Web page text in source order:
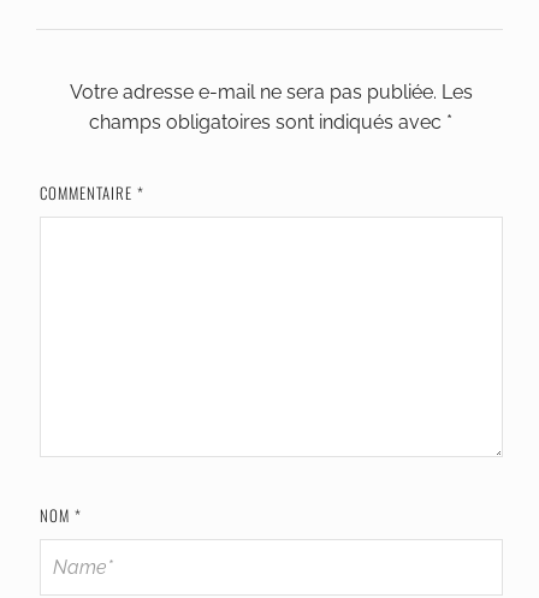
Votre adresse e-mail ne sera pas publiée. Les
champs obligatoires sont indiqués avec *
COMMENTAIRE *
NOM *